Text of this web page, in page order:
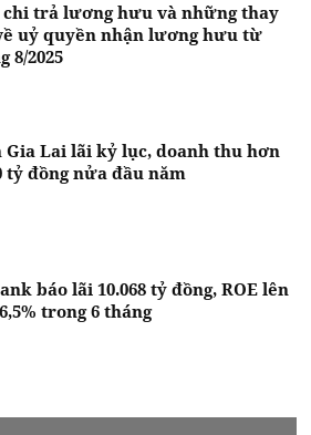
chi trả lương hưu và những thay
uỷ quyền nhận lương hưu từ
8/2025
Gia Lai lãi kỷ lục, doanh thu hơn
tỷ đồng nửa đầu năm
báo lãi 10.068 tỷ đồng, ROE lên
trong 6 tháng